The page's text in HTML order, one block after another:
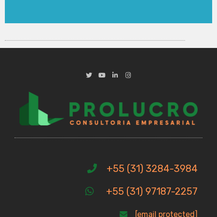
+55 (31) 3284-3984
+55 (31) 97187-2257
[email protected]